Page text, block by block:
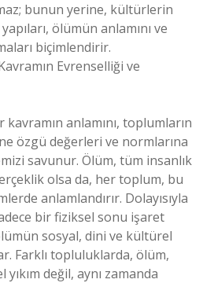
bunun yerine, kültürlerin
ölümün anlamını ve
biçimlendirir.
Evrenselliği ve
anlamını, toplumların
özgü değerleri ve normlarına
savunur. Ölüm, tüm insanlık
olsa da, her toplum, bu
anlamlandırır. Dolayısıyla
bir fiziksel sonu işaret
sosyal, dini ve kültürel
Farklı topluluklarda, ölüm,
değil, aynı zamanda